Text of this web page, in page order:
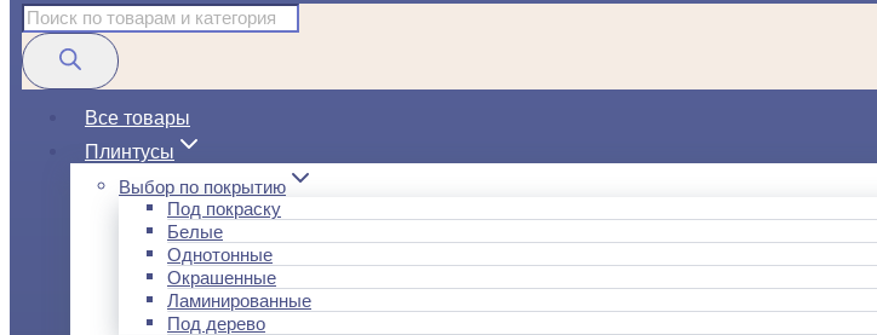
Поиск
товаров
Все товары
Плинтусы
Выбор по покрытию
Под покраску
Белые
Однотонные
Окрашенные
Ламинированные
Под дерево